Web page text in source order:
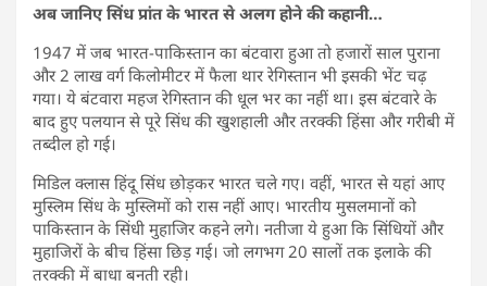
अब जानिए सिंध प्रांत के भारत से अलग होने की कहानी…
1947 में जब भारत-पाकिस्तान का बंटवारा हुआ तो हजारों साल पुराना
और 2 लाख वर्ग किलोमीटर में फैला थार रेगिस्तान भी इसकी भेंट चढ़
गया। ये बंटवारा महज रेगिस्तान की धूल भर का नहीं था। इस बंटवारे के
बाद हुए पलयान से पूरे सिंध की खुशहाली और तरक्की हिंसा और गरीबी में
तब्दील हो गई।
मिडिल क्लास हिंदू सिंध छोड़कर भारत चले गए। वहीं, भारत से यहां आए
मुस्लिम सिंध के मुस्लिमों को रास नहीं आए। भारतीय मुसलमानों को
पाकिस्तान के सिंधी मुहाजिर कहने लगे। नतीजा ये हुआ कि सिंधियों और
मुहाजिरों के बीच हिंसा छिड़ गई। जो लगभग 20 सालों तक इलाके की
तरक्की में बाधा बनती रही।